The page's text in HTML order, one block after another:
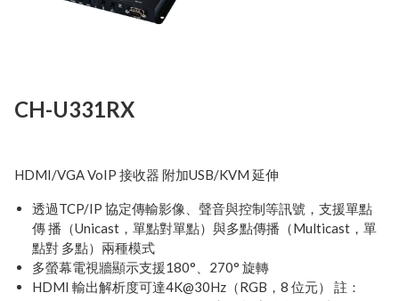
CH-U331RX
HDMI/VGA VoIP 接收器 附加USB/KVM 延伸
透過TCP/IP 協定傳輸影像、聲音與控制等訊號，支援單點
傳 播（Unicast，單點對單點）與多點傳播（Multicast，單
點對 多點）兩種模式
多螢幕電視牆顯示支援180°、270° 旋轉
HDMI 輸出解析度可達4K@30Hz（RGB，8 位元） 註：